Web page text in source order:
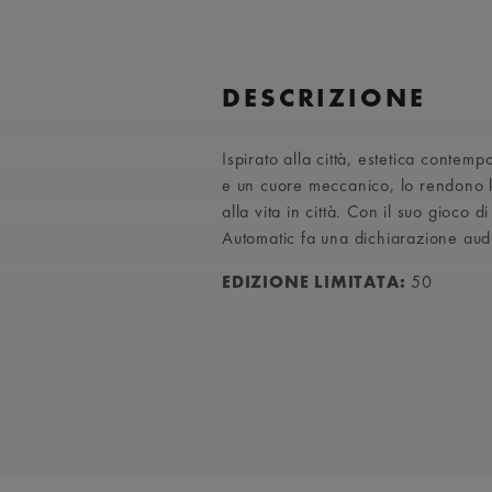
DESCRIZIONE
Ispirato alla città, estetica
e un cuore meccanico, lo rendono
alla vita in città. Con il suo gioco
Automatic fa una dichiarazione
EDIZIONE LIMITATA: 50